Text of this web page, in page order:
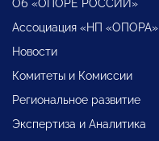
Об «ОПОРЕ РОССИИ»
Ассоциация «НП «ОПОРА»
Новости
Комитеты и Комиссии
Региональное развитие
Экспертиза и Аналитика